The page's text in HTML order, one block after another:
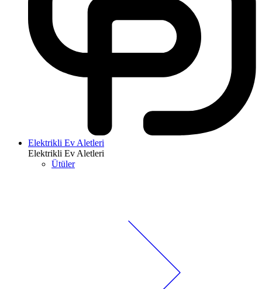
Elektrikli Ev Aletleri
Elektrikli Ev Aletleri
Ütüler